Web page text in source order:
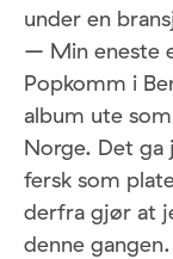
under en
– Min eneste
Popkomm i
album ute
Norge. Det ga
fersk som
derfra gjør at
denne